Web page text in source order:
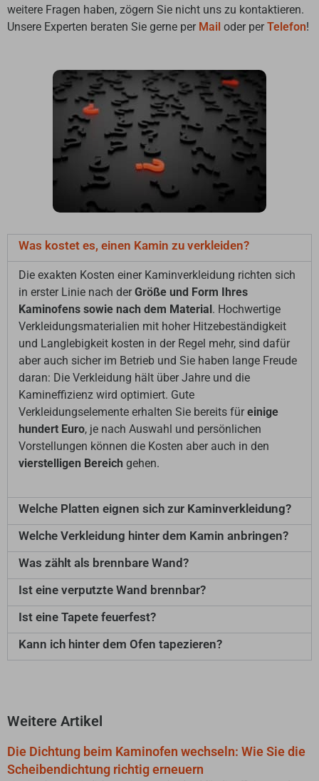
weitere Fragen haben, zögern Sie nicht uns zu kontaktieren.
Unsere Experten beraten Sie gerne per Mail oder per Telefon!
Was kostet es, einen Kamin zu verkleiden?
Die exakten Kosten einer Kaminverkleidung richten sich
in erster Linie nach der Größe und Form Ihres
Kaminofens sowie nach dem Material. Hochwertige
Verkleidungsmaterialien mit hoher Hitzebeständigkeit
und Langlebigkeit kosten in der Regel mehr, sind dafür
aber auch sicher im Betrieb und Sie haben lange Freude
daran: Die Verkleidung hält über Jahre und die
Kamineffizienz wird optimiert. Gute
Verkleidungselemente erhalten Sie bereits für einige
hundert Euro, je nach Auswahl und persönlichen
Vorstellungen können die Kosten aber auch in den
vierstelligen Bereich gehen.
Welche Platten eignen sich zur Kaminverkleidung?
Welche Verkleidung hinter dem Kamin anbringen?
Was zählt als brennbare Wand?
Ist eine verputzte Wand brennbar?
Ist eine Tapete feuerfest?
Kann ich hinter dem Ofen tapezieren?
Weitere Artikel
Die Dichtung beim Kaminofen wechseln: Wie Sie die
Scheibendichtung richtig erneuern